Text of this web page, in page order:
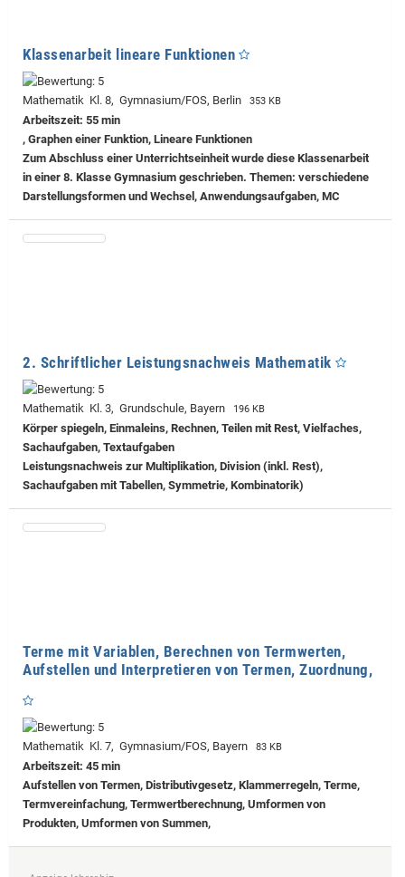
Klassenarbeit lineare Funktionen
Mathematik Kl. 8, Gymnasium/FOS, Berlin 353 KB
Arbeitszeit: 55 min
, Graphen einer Funktion, Lineare Funktionen
Zum Abschluss einer Unterrichtseinheit wurde diese Klassenarbeit
in einer 8. Klasse Gymnasium geschrieben. Themen: verschiedene
Darstellungsformen und Wechsel, Anwendungsaufgaben, MC
2. Schriftlicher Leistungsnachweis Mathematik
Mathematik Kl. 3, Grundschule, Bayern 196 KB
Körper spiegeln, Einmaleins, Rechnen, Teilen mit Rest, Vielfaches,
Sachaufgaben, Textaufgaben
Leistungsnachweis zur Multiplikation, Division (inkl. Rest),
Sachaufgaben mit Tabellen, Symmetrie, Kombinatorik)
Terme mit Variablen, Berechnen von Termwerten,
Aufstellen und Interpretieren von Termen, Zuordnung,
Mathematik Kl. 7, Gymnasium/FOS, Bayern 83 KB
Arbeitszeit: 45 min
Aufstellen von Termen, Distributivgesetz, Klammerregeln, Terme,
Termvereinfachung, Termwertberechnung, Umformen von
Produkten, Umformen von Summen,